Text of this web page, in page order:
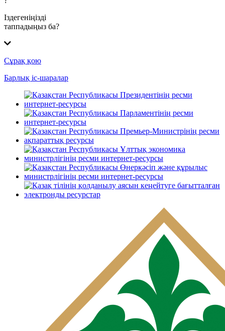
Іздегеніңізді
таппадыңыз ба?
Сұрақ қою
Барлық іс-шаралар